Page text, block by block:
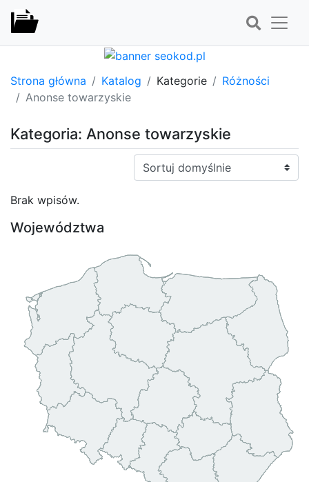
Strona główna Katalog Kategorie
Różności
Anonse towarzyskie
Kategoria: Anonse towarzyskie
Sortuj:
Brak wpisów.
Województwa